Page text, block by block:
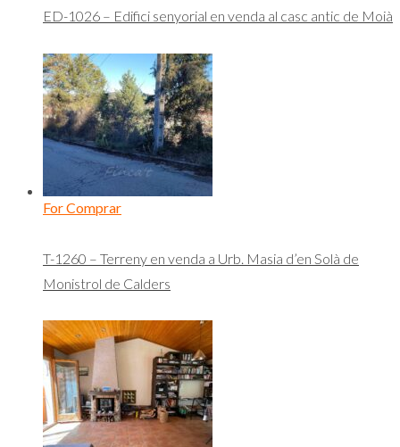
ED-1026 – Edifici senyorial en venda al casc antic de Moià
For Comprar
T-1260 – Terreny en venda a Urb. Masia d’en Solà de
Monistrol de Calders